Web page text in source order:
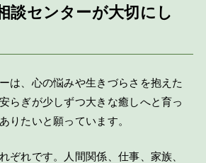
談センターが大切にし
は、心の悩みや生きづらさを抱えた
らぎが少しずつ大きな癒しへと育っ
りたいと願っています。
ぞれです。人間関係、仕事、家族、